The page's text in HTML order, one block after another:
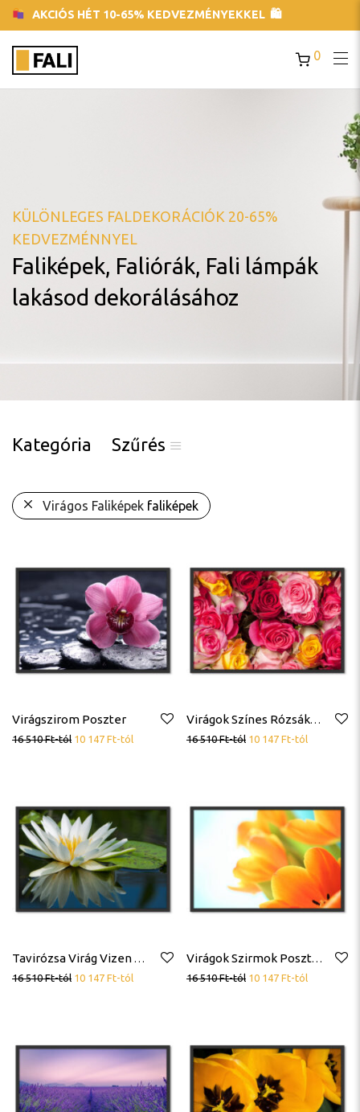
AKCIÓS HÉT 10-65% KEDVEZMÉNYEKKEL 🛍
0
KÜLÖNLEGES FALDEKORÁCIÓK 20-65%
KEDVEZMÉNNYEL
Faliképek, Faliórák, Fali lámpák
lakásod dekorálásához
Kategória Szűrés
Virágos Faliképek faliképek
Virágszirom Poszter
16 510Ft-tól 10 147 Ft-tól
Virágok Színes Rózsák Poszter
16 510Ft-tól 10 147 Ft-tól
Tavirózsa Virág Vizen Poszter
16 510Ft-tól 10 147 Ft-tól
Virágok Szirmok Poszter
16 510Ft-tól 10 147 Ft-tól